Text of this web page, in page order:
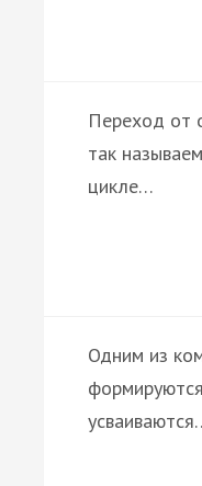
Переход от
так
цикле…
Одним из